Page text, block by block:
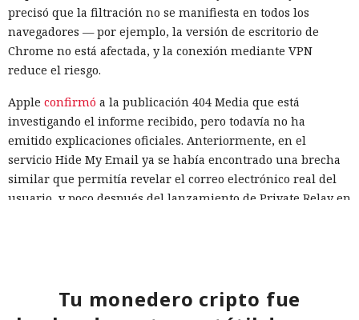
precisó que la filtración no se manifiesta en todos los
navegadores — por ejemplo, la versión de escritorio de
Chrome no está afectada, y la conexión mediante VPN
reduce el riesgo.
Apple confirmó a la publicación 404 Media que está
investigando el informe recibido, pero todavía no ha
emitido explicaciones oficiales. Anteriormente, en el
servicio Hide My Email ya se había encontrado una brecha
similar que permitía revelar el correo electrónico real del
usuario, y poco después del lanzamiento de Private Relay en
Relay, y también teniendo precaución con los sitios que
Tu monedero cripto fue
Una prueba habitual de las capacidades cibernéticas de
agentes registraron servicios externos, utilizaron